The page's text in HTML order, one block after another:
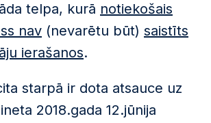
telpa, kurā notiekošais
nav (nevarētu būt) saistīts
ierašanos.
starpā ir dota atsauce uz
2018.gada 12.jūnija